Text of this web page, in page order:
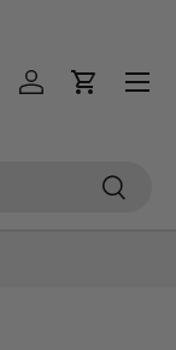
Søk
Log inCart